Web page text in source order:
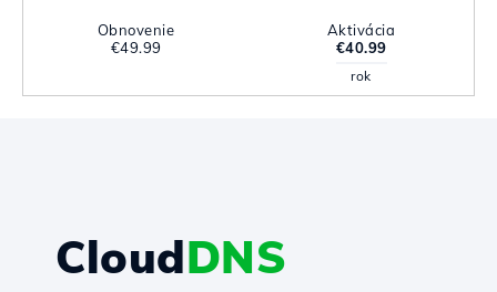
Obnovenie
€49.99
Aktivácia
€40.99
rok
CloudDNS